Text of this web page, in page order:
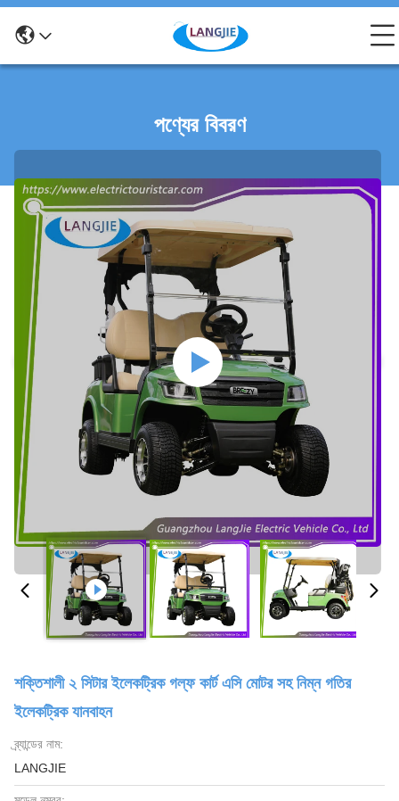
পণ্যের বিবরণ
শক্তিশালী ২ সিটার ইলেকট্রিক গল্ফ কার্ট এসি মোটর সহ নিম্ন গতির
ইলেকট্রিক যানবাহন
ব্র্যান্ডের নাম:
LANGJIE